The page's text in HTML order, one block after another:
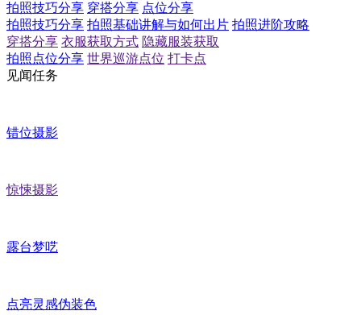
拍照技巧分享 穿搭分享 点位分享
拍照技巧分享 拍照基础讲解与如何出片 拍照进阶攻略
穿搭分享 衣服获取方式 隐藏服装获取
拍照点位分享 世界巡游点位 打卡点
见闻任务
错位摄影
惊悚摄影
露台梦呓
点亮灵感伪装色